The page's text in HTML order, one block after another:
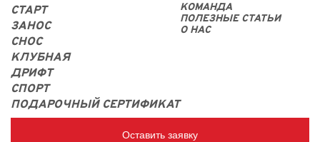
СТАРТ
ЗАНОС
СНОС
КЛУБНАЯ
ДРИФТ
СПОРТ
ПОДАРОЧНЫЙ СЕРТИФИКАТ
КОМАНДА
ПОЛЕЗНЫЕ СТАТЬИ
О НАС
Оставить заявку